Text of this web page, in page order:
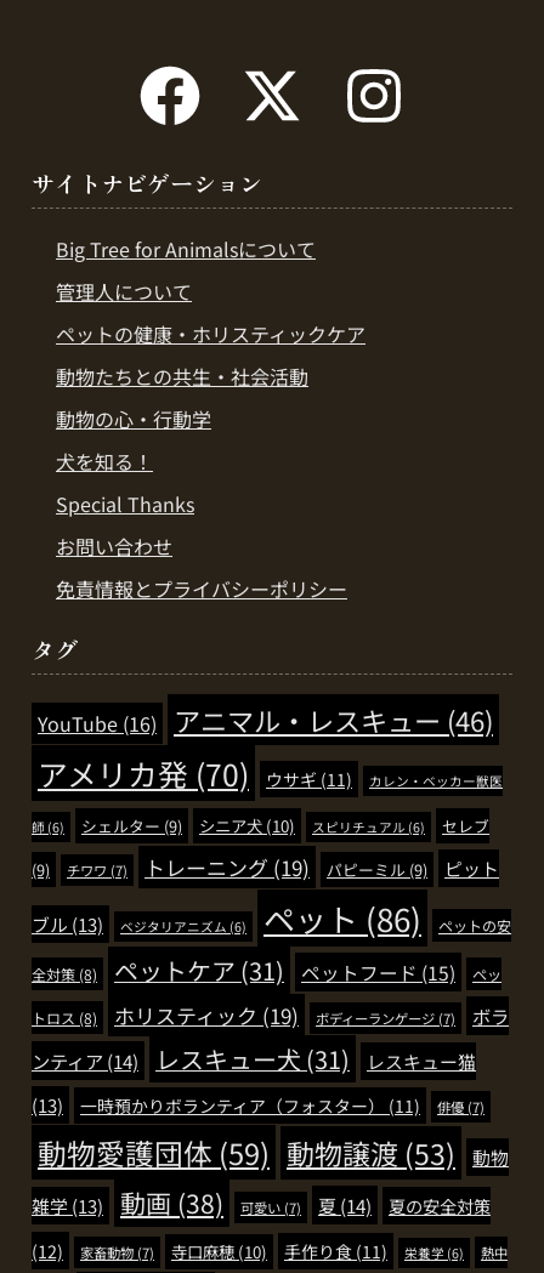
サイトナビゲーション
Big Tree for Animalsについて
管理人について
ペットの健康・ホリスティックケア
動物たちとの共生・社会活動
動物の心・行動学
犬を知る！
Special Thanks
お問い合わせ
免責情報とプライバシーポリシー
タグ
YouTube (16) アニマル・レスキュー (46)
アメリカ発 (70) ウサギ (11) カレン・ベッカー獣医
師 (6) シェルター (9) シニア犬 (10) スピリチュアル (6)
セレブ
(9)
チワワ (7) トレーニング (19) パピーミル (9) ピット
ブル (13) ベジタリアニズム (6) ペット (86) ペットの安
全対策 (8) ペットケア (31) ペットフード (15) ペッ
トロス (8) ホリスティック (19) ボディーランゲージ (7)
ボラ
ンティア (14) レスキュー犬 (31)
レスキュー猫
(13)
一時預かりボランティア（フォスター） (11) 俳優 (7)
動物愛護団体 (59) 動物譲渡 (53)
動物
雑学 (13) 動画 (38) 可愛い (7) 夏(14)
夏の安全対策
(12)
家畜動物 (7) 寺口麻穂 (10) 手作り食 (11) 栄養学 (6) 熱中